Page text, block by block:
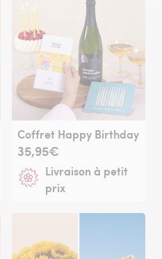
Coffret Happy Birthday
35,95€
Livraison à petit
prix